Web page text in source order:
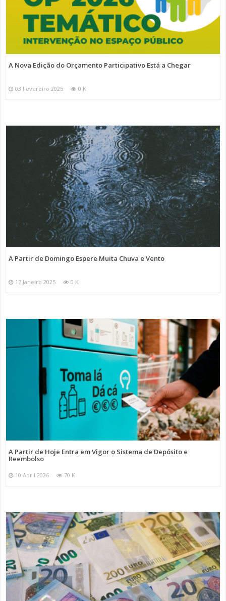
A Nova Edição do Orçamento Participativo Está a Chegar
03 Fevereiro 2025 0 K
A Partir de Domingo Espere Muita Chuva e Vento
17 Janeiro 2025 0 K
A Partir de Hoje Entra em Vigor o Sistema de Depósito e
Reembolso
10 Abril 2026 70 K